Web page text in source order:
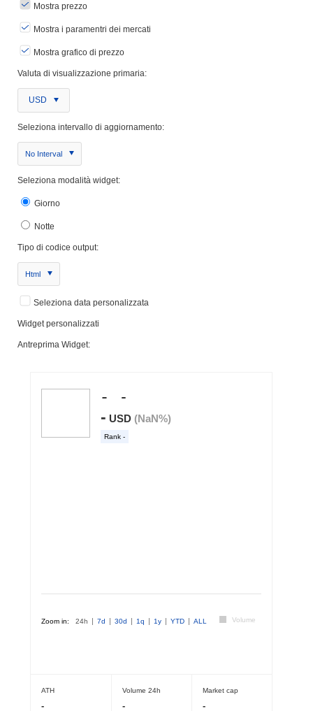
Mostra prezzo
Mostra i paramentri dei mercati
Mostra grafico di prezzo
Valuta di visualizzazione primaria:
USD
Seleziona intervallo di aggiornamento:
No Interval
Seleziona modalità widget:
Giorno
Notte
Tipo di codice output:
Html
Seleziona data personalizzata
Widget personalizzati
Antreprima Widget: